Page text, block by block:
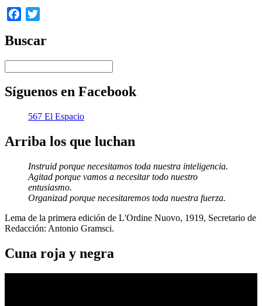
Facebook
Buscar
Síguenos en Facebook
567 El Espacio
Arriba los que luchan
Instruid porque necesitamos toda nuestra inteligencia.
Agitad porque vamos a necesitar todo nuestro
entusiasmo.
Organizad porque necesitaremos toda nuestra fuerza.
Lema de la primera edición de L'Ordine Nuovo, 1919, Secretario de
Redacción: Antonio Gramsci.
Cuna roja y negra